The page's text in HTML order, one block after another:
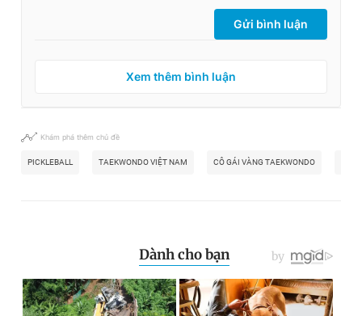
Gửi bình luận
Xem thêm bình luận
Khám phá thêm chủ đề
PICKLEBALL TAEKWONDO VIỆT NAM CÔ GÁI VÀNG TAEKWONDO